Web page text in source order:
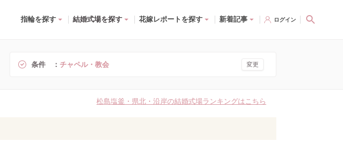
指輪を探す 結婚式場を探す 花嫁レポートを探す 新着記事 ログイン
条件 チャペル・教会 変更
松島塩釜・県北・沿岸の結婚式場ランキングはこちら